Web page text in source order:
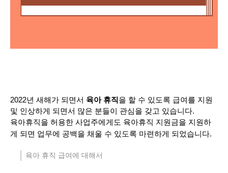
2022년 새해가 되면서 육아 휴직을 할 수 있도록 급여를 지원
및 인상하게 되면서 많은 분들이 관심을 갖고 있습니다.
육아휴직을 허용한 사업주에게도 육아휴직 지원금을 지원하
게 되면 업무에 공백을 채울 수 있도록 마련하게 되었습니다.
육아 휴직 급여에 대해서